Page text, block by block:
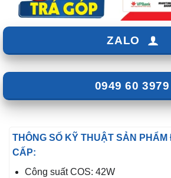
ZALO
0949 60 3979
THÔNG SỐ KỸ THUẬT SẢN
CẤP:
Công suất COS: 42W